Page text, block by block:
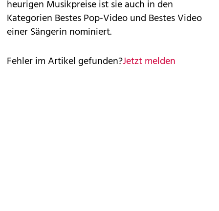
heurigen Musikpreise ist sie auch in den
Kategorien Bestes Pop-Video und Bestes Video
einer Sängerin nominiert.
Fehler im Artikel gefunden?Jetzt melden